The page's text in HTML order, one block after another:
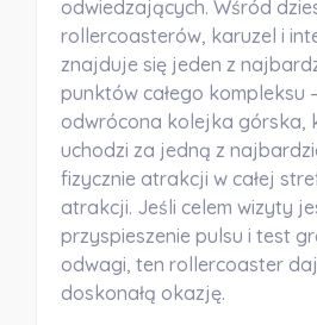
odwiedzających. Wśród
rollercoasterów, karuzel i
znajduje się jeden z
punktów całego kompleksu
odwrócona kolejka górska,
uchodzi za jedną z
fizycznie atrakcji w całej
atrakcji. Jeśli celem wizyty
przyspieszenie pulsu i test
odwagi, ten rollercoaster
doskonałą okazję.